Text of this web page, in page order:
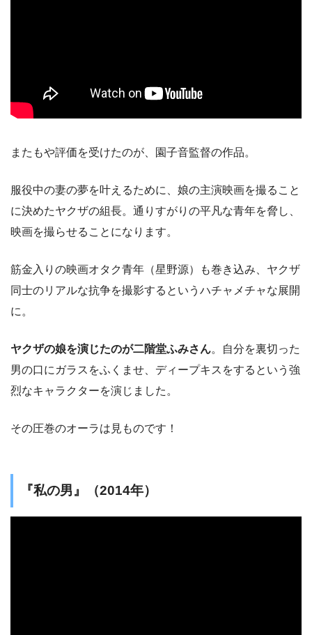
またもや評価を受けたのが、園子音監督の作品。
服役中の妻の夢を叶えるために、娘の主演映画を撮ること
に決めたヤクザの組長。通りすがりの平凡な青年を脅し、
映画を撮らせることになります。
筋金入りの映画オタク青年（星野源）も巻き込み、ヤクザ
同士のリアルな抗争を撮影するというハチャメチャな展開
に。
ヤクザの娘を演じたのが二階堂ふみさん。自分を裏切った
男の口にガラスをふくませ、ディープキスをするという強
烈なキャラクターを演じました。
その圧巻のオーラは見ものです！
『私の男』（2014年）